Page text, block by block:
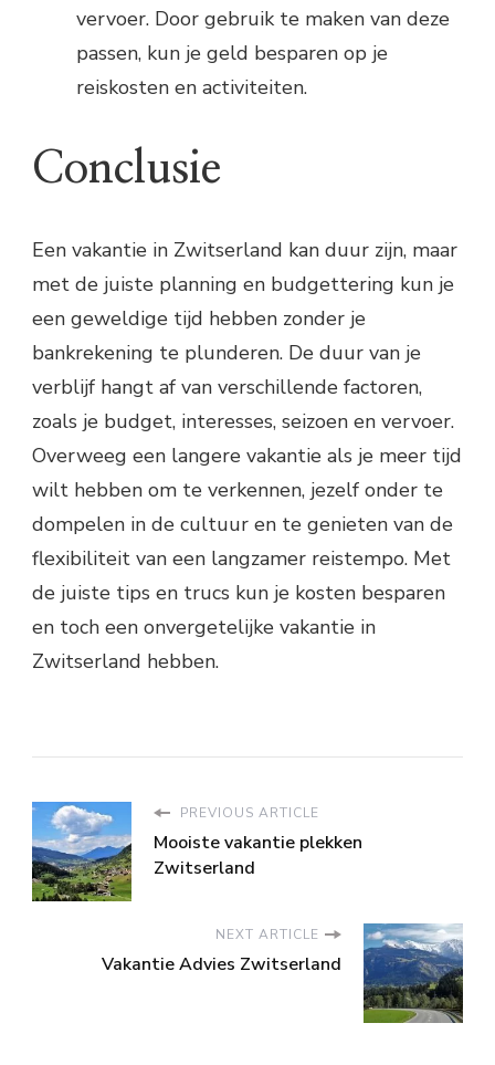
vervoer. Door gebruik te maken van deze
passen, kun je geld besparen op je
reiskosten en activiteiten.
Conclusie
Een vakantie in Zwitserland kan duur zijn, maar
met de juiste planning en budgettering kun je
een geweldige tijd hebben zonder je
bankrekening te plunderen. De duur van je
verblijf hangt af van verschillende factoren,
zoals je budget, interesses, seizoen en vervoer.
Overweeg een langere vakantie als je meer tijd
wilt hebben om te verkennen, jezelf onder te
dompelen in de cultuur en te genieten van de
flexibiliteit van een langzamer reistempo. Met
de juiste tips en trucs kun je kosten besparen
en toch een onvergetelijke vakantie in
Zwitserland hebben.
PREVIOUS ARTICLE
Mooiste vakantie plekken
Zwitserland
NEXT ARTICLE
Vakantie Advies Zwitserland